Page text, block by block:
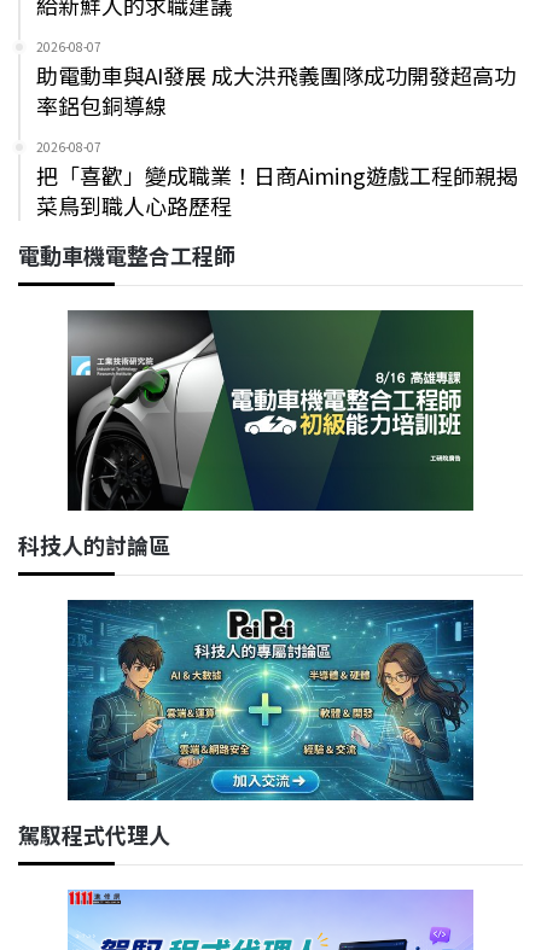
2026-08-07
助電動車與AI發展 成大洪飛義團隊成功開發超高功
率鋁包銅導線
2026-08-07
把「喜歡」變成職業！日商Aiming遊戲工程師親揭
菜鳥到職人心路歷程
電動車機電整合工程師
科技人的討論區
駕馭程式代理人